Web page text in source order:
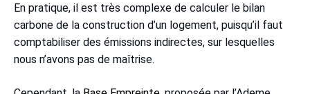
En pratique, il est très complexe de calculer le bilan
carbone de la construction d’un logement, puisqu’il faut
comptabiliser des émissions indirectes, sur lesquelles
nous n’avons pas de maîtrise.